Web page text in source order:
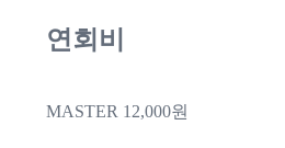
연회비
MASTER 12,000원